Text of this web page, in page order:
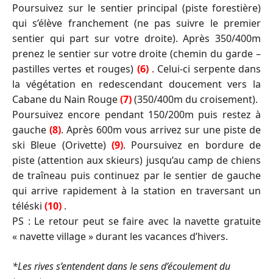
Poursuivez sur le sentier principal (piste forestière)
qui s’élève franchement (ne pas suivre le premier
sentier qui part sur votre droite). Après 350/400m
prenez le sentier sur votre droite (chemin du garde –
pastilles vertes et rouges) (6). Celui-ci serpente dans
la végétation en redescendant doucement vers la
Cabane du Nain Rouge(7)(350/400m du croisement).
Poursuivez encore pendant 150/200m puis restez à
gauche (8). Après 600m vous arrivez sur une piste de
ski Bleue (Orivette) (9). Poursuivez en bordure de
piste (attention aux skieurs) jusqu’au camp de chiens
de traîneau puis continuez par le sentier de gauche
qui arrive rapidement à la station en traversant un
téléski (10) .
PS : Le retour peut se faire avec la navette gratuite
« navette village » durant les vacances d’hivers.
*Les rives s’entendent dans le sens d’écoulement du